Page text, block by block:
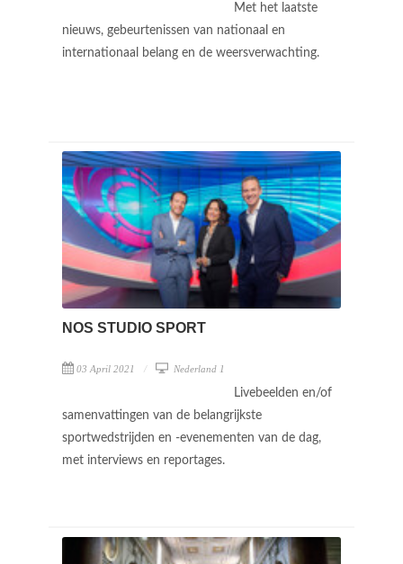
Met het laatste
nieuws, gebeurtenissen van nationaal en
internationaal belang en de weersverwachting.
NOS STUDIO SPORT
03 April 2021 Nederland 1
Livebeelden en/of
samenvattingen van de belangrijkste
sportwedstrijden en -evenementen van de dag,
met interviews en reportages.